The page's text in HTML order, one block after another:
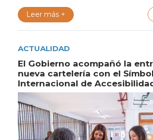
Leer más +
ACTUALIDAD
El Gobierno acompañó la
nueva cartelería con el
Internacional de